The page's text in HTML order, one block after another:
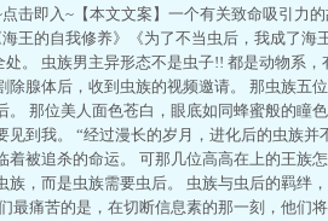
击即入~【本文文案】一个有关致命吸引力
王的自我修养》《为了不当虫后，我成了
处。 虫族男主异形态不是虫子!! 都是动物系
除腺体后，收到虫族的视频邀请。 那虫族五
。 那位美人面色苍白，眼底如同蜂蜜般的瞳
见到我。 “经过漫长的岁月，进化后的虫族
着被追杀的命运。 可那几位高高在上的王族
族，而是虫族需要虫后。 虫族与虫后的羁绊
最痛苦的是，在切断信息素的那一刻，他们